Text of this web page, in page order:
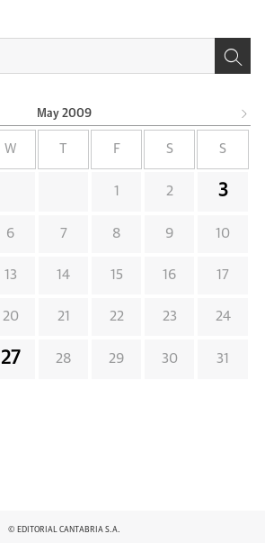
May 2009
W F S S
1 2 3
6 7 8 9 10
13 14 15 16 17
20 21 22 23 24
27 28 29 30 31
© EDITORIAL CANTABRIA S.A.